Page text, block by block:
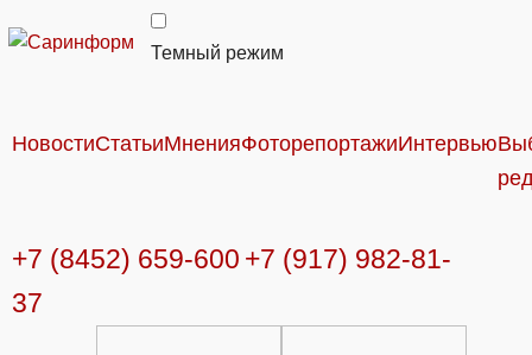
Темный режим
НовостиСтатьиМненияФоторепортажиИнтервью
+7 (8452) 659-600 +7 (917) 982-81-
37